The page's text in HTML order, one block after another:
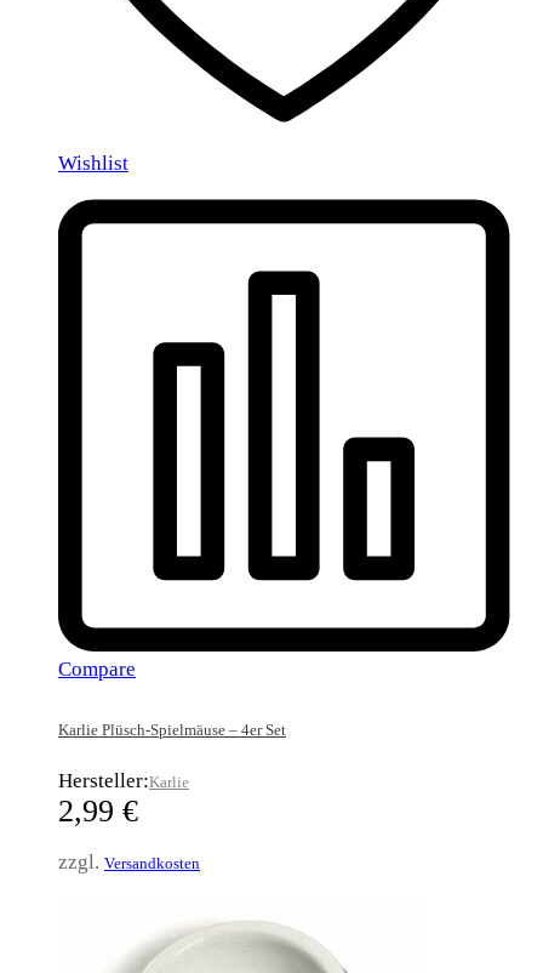
Wishlist
Compare
Karlie Plüsch-Spielmäuse – 4er Set
Hersteller:Karlie
2,99 €
zzgl. Versandkosten